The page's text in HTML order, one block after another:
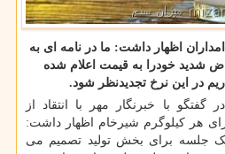
اظهار داشت: ما در نامه ای به
شدید خودرا به قیمت اعلام شده
در این نرخ تجدیدنظر شود.
با خبرنگار مهر با انتقاد از
۹۰۰ تومان برای هر کیلوگرم شیرخام اظهار داشت:
۱۵ نفر در یک جلسه برای بخش تولید تصمیم می